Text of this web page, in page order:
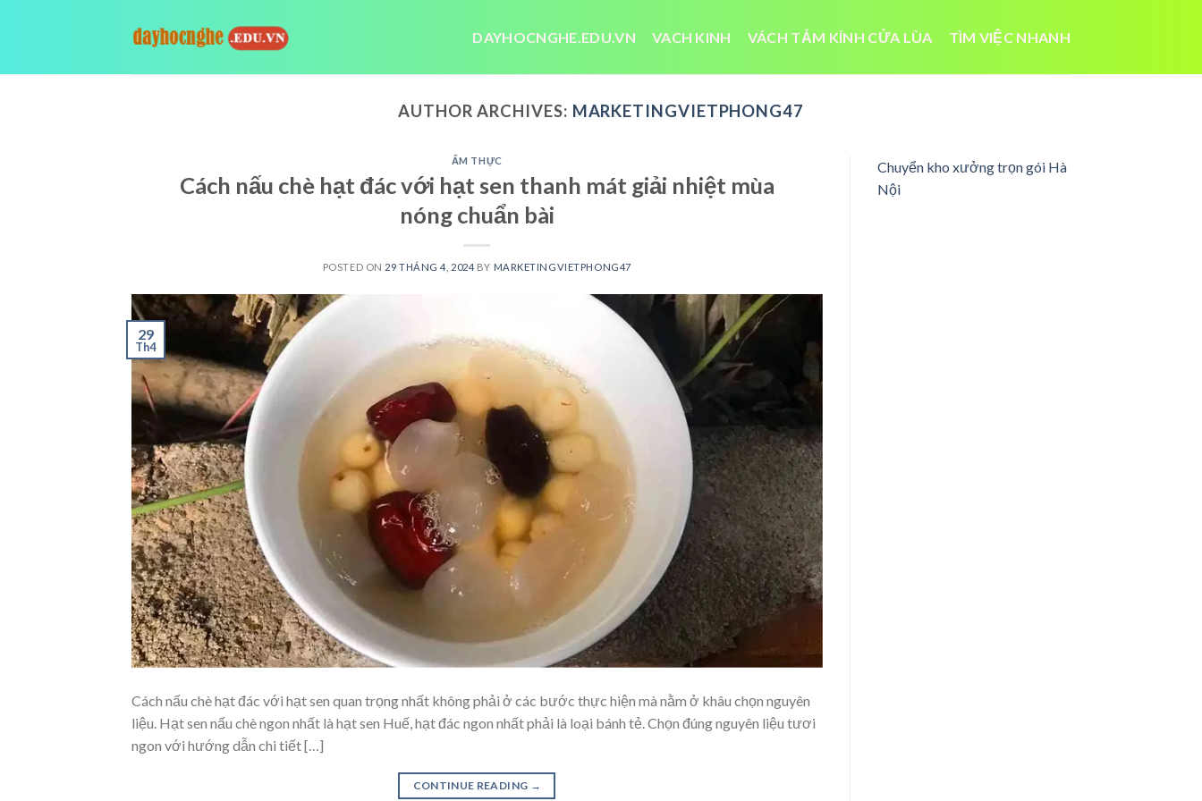
DAYHOCNGHE.EDU.VN VACH KINH VÁCH TẮM KÍNH CỬA LÙA TÌM VIỆC NHANH
AUTHOR ARCHIVES: MARKETINGVIETPHONG47
ẨM THỰC
Cách nấu chè hạt đác với hạt sen thanh mát giải nhiệt mùa
nóng chuẩn bài
POSTED ON 29 THÁNG 4, 2024 BY MARKETINGVIETPHONG47
29
Th4
Cách nấu chè hạt đác với hạt sen quan trọng nhất không phải ở các bước thực hiện mà nằm ở khâu chọn nguyên
liệu. Hạt sen nấu chè ngon nhất là hạt sen Huế, hạt đác ngon nhất phải là loại bánh tẻ. Chọn đúng nguyên liệu tươi
ngon với hướng dẫn chi tiết […]
CONTINUE READING →
Chuyển kho xưởng trọn gói Hà
Nội